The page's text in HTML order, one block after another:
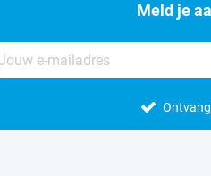
Meld je